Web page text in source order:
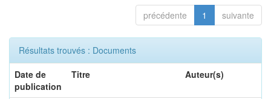
précédente 1 suivante
Résultats trouvés : Documents
Date de
publication
Titre Auteur(s)